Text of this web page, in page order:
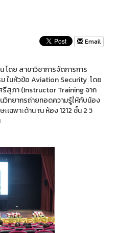
Email
ดย สาขาวิชาการจัดการการ
ในหัวข้อ Aviation Security โดย
สุภา (Instructor Training จาก
วิทยากรถ่ายทอดความรู้ให้กับน้อง
เฉพาะด้าน ณ ห้อง 1212 ชั้น 2 วิ